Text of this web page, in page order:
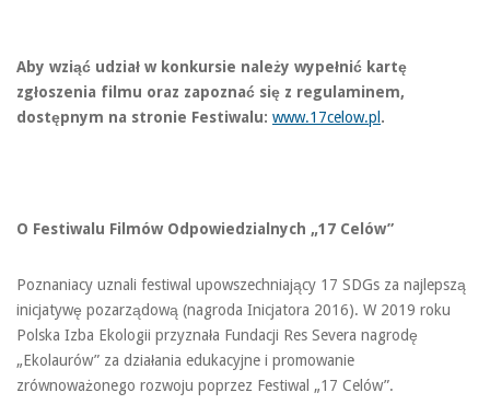
Aby wziąć udział w konkursie należy wypełnić kartę
zgłoszenia filmu oraz zapoznać się z regulaminem,
dostępnym na stronie Festiwalu: www.17celow.pl .
O Festiwalu Filmów Odpowiedzialnych „17 Celów”
Poznaniacy uznali festiwal upowszechniający 17 SDGs za najlepszą
inicjatywę pozarządową (nagroda Inicjatora 2016). W 2019 roku
Polska Izba Ekologii przyznała Fundacji Res Severa nagrodę
„Ekolaurów” za działania edukacyjne i promowanie
zrównoważonego rozwoju poprzez Festiwal „17 Celów”.